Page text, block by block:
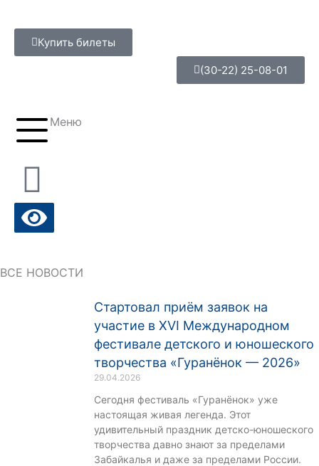
содержимому
Купить билеты
(30-22) 25-08-01
Меню
ВСЕ НОВОСТИ
Стартовал приём заявок на
участие в XVI Международном
фестивале детского и юношеского
творчества «Гуранёнок — 2026»
29.04.2026
Сегодня фестиваль «Гуранёнок» уже
настоящая живая легенда. Этот
удивительный праздник детско-юношеского
творчества давно знают за пределами
Забайкалья и даже за пределами России.